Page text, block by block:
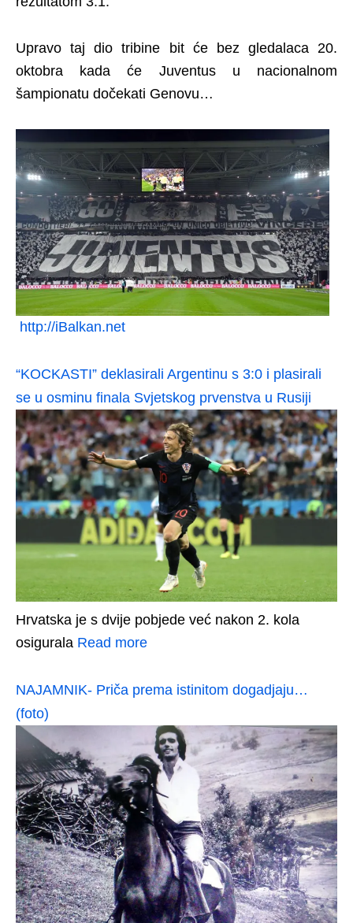
Upravo taj dio tribine bit će bez gledalaca 20.
oktobra kada će Juventus u nacionalnom
šampionatu dočekati Genovu…
http://iBalkan.net
“KOCKASTI” deklasirali Argentinu s 3:0 i plasirali
se u osminu finala Svjetskog prvenstva u Rusiji
Hrvatska je s dvije pobjede već nakon 2. kola
osigurala Read more
NAJAMNIK- Priča prema istinitom dogadjaju…
(foto)